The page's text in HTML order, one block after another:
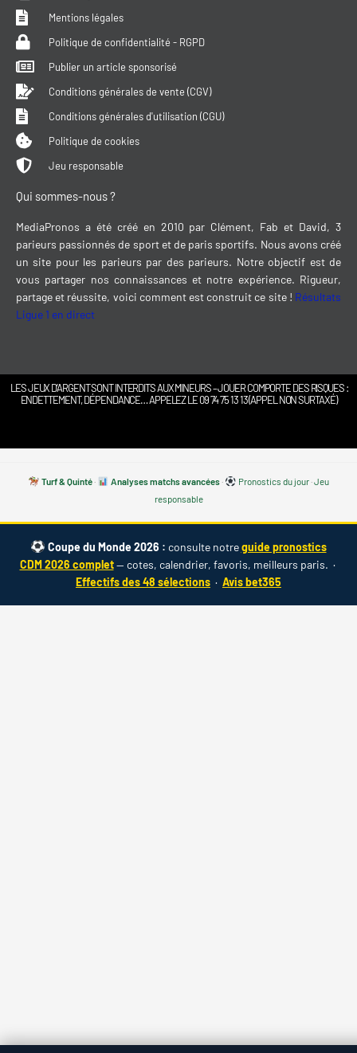
Mentions légales
Politique de confidentialité - RGPD
Publier un article sponsorisé
Conditions générales de vente (CGV)
Conditions générales d'utilisation (CGU)
Politique de cookies
Jeu responsable
Qui sommes-nous ?
MediaPronos a été créé en 2010 par Clément, Fab et David, 3
parieurs passionnés de sport et de paris sportifs. Nous avons créé
un site pour les parieurs par des parieurs. Notre objectif est de
vous partager nos connaissances et notre expérience. Rigueur,
partage et réussite, voici comment est construit ce site ! Résultats
Ligue 1 en direct
LES JEUX D’ARGENT SONT INTERDITS AUX MINEURS – JOUER COMPORTE DES RISQUES :
ENDETTEMENT, DÉPENDANCE… APPELEZ LE 09 74 75 13 13 (APPEL NON SURTAXÉ)
Turf & Quinté· Analyses matchs avancées· Pronostics du jour·Jeu
responsable
Coupe du Monde 2026 : consulte notreguide pronostics
CDM 2026 complet— cotes, calendrier, favoris, meilleurs paris. ·
Effectifs des 48 sélections · Avis bet365